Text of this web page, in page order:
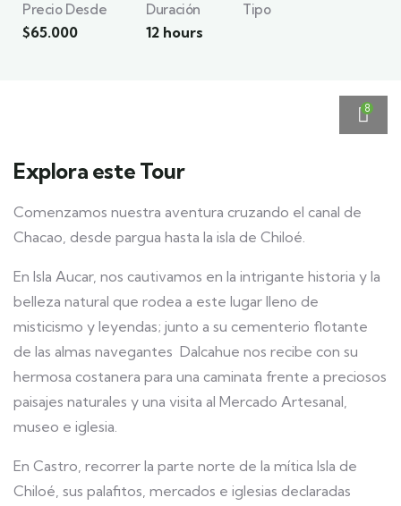
Precio Desde
$65.000
Duración
12 hours
Tipo
8
Explora este Tour
Comenzamos nuestra aventura cruzando el canal de
Chacao, desde pargua hasta la isla de Chiloé.
En Isla Aucar, nos cautivamos en la intrigante historia y la
belleza natural que rodea a este lugar lleno de
misticismo y leyendas; junto a su cementerio flotante
de las almas navegantes Dalcahue nos recibe con su
hermosa costanera para una caminata frente a preciosos
paisajes naturales y una visita al Mercado Artesanal,
museo e iglesia.
En Castro, recorrer la parte norte de la mítica Isla de
Chiloé, sus palafitos, mercados e iglesias declaradas